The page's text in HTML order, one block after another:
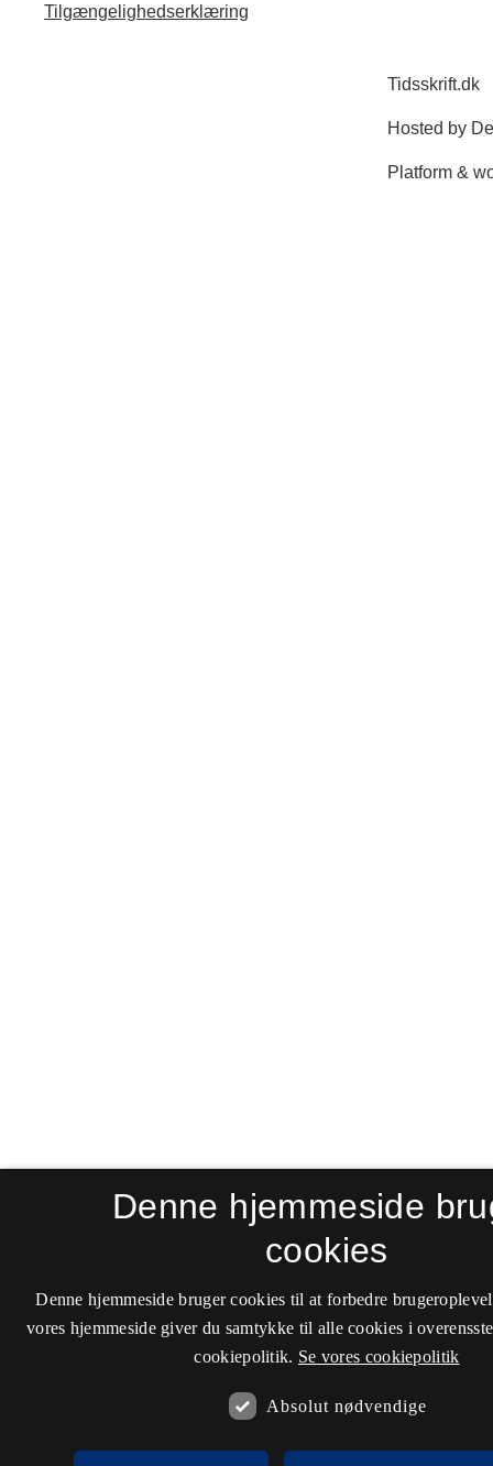
Tilgængelighedserklæring
Denne hjemmeside
cookies
Denne hjemmeside bruger cookies til at forbedre
vores hjemmeside giver du samtykke til alle cookies i
cookiepolitik. Se vores cookiepolitik
Absolut nødvendige